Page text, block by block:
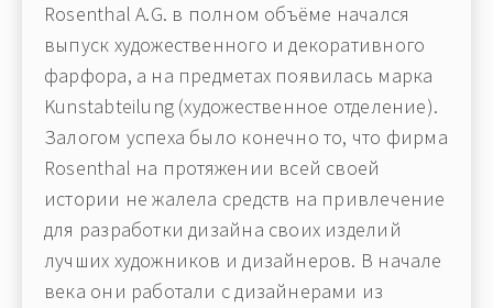
Rosenthal A.G. в полном объёме начался
выпуск художественного и декоративного
фарфора, а на предметах появилась марка
Kunstabteilung (художественное отделение).
Залогом успеха было конечно то, что фирма
Rosenthal на протяжении всей своей
истории не жалела средств на привлечение
для разработки дизайна своих изделий
лучших художников и дизайнеров. В начале
века они работали с дизайнерами из